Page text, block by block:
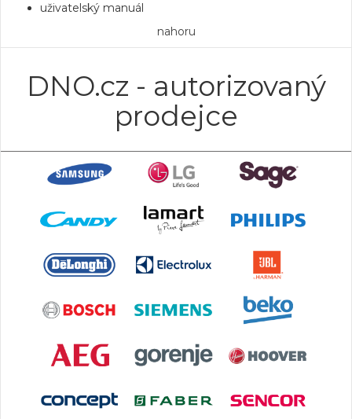
uživatelský manuál
nahoru
DNO.cz - autorizovaný
prodejce